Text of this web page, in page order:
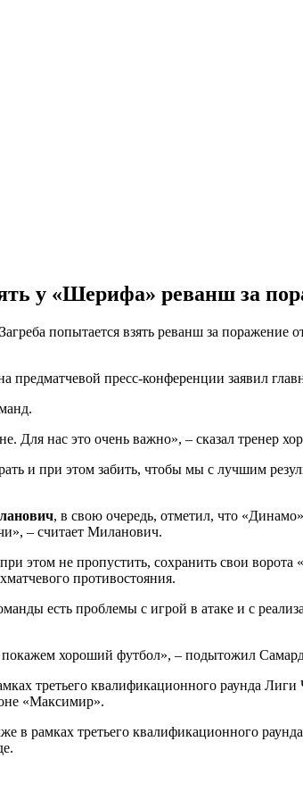
у «Шерифа» реванш за
попытается взять реванш за поражение
предматчевой пресс-конференции заявил
Для нас это очень важно», – сказал тренер
и при этом забить, чтобы мы с лучшим
, в свою очередь, отметил, что
– считает Миланович.
этом не пропустить, сохранить свои
противостояния.
есть проблемы с игрой в атаке и с
хороший футбол», – подытожил
третьего квалификационного раунда
«Максимир».
в рамках третьего квалификационного